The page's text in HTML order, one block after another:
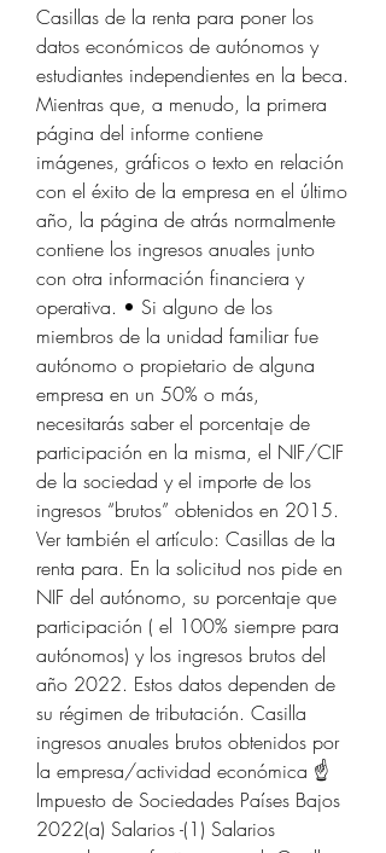
Casillas de la renta para poner los
datos económicos de autónomos y
estudiantes independientes en la beca.
Mientras que, a menudo, la primera
página del informe contiene
imágenes, gráficos o texto en relación
con el éxito de la empresa en el último
año, la página de atrás normalmente
contiene los ingresos anuales junto
con otra información financiera y
operativa. • Si alguno de los
miembros de la unidad familiar fue
autónomo o propietario de alguna
empresa en un 50% o más,
necesitarás saber el porcentaje de
participación en la misma, el NIF/CIF
de la sociedad y el importe de los
ingresos “brutos” obtenidos en 2015.
Ver también el artículo: Casillas de la
renta para. En la solicitud nos pide en
NIF del autónomo, su porcentaje que
participación ( el 100% siempre para
autónomos) y los ingresos brutos del
año 2022. Estos datos dependen de
su régimen de tributación. Casilla
ingresos anuales brutos obtenidos por
la empresa/actividad económica ☝
Impuesto de Sociedades Países Bajos
2022(a) Salarios -(1) Salarios